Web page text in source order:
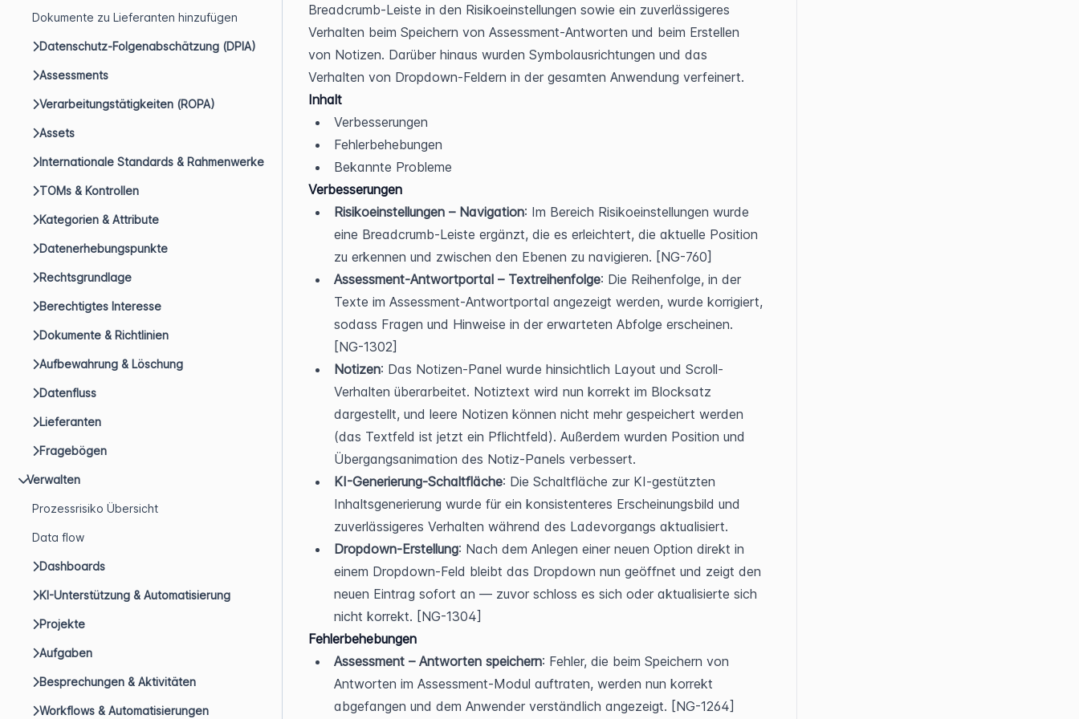
Dokumente zu Lieferanten hinzufügen
Datenschutz-Folgenabschätzung (DPIA)
Assessments
Verarbeitungstätigkeiten (ROPA)
Assets
Internationale Standards & Rahmenwerke
TOMs & Kontrollen
Kategorien & Attribute
Datenerhebungspunkte
Rechtsgrundlage
Berechtigtes Interesse
Dokumente & Richtlinien
Aufbewahrung & Löschung
Datenfluss
Lieferanten
Fragebögen
Verwalten
Prozessrisiko Übersicht
Data flow
Dashboards
KI-Unterstützung & Automatisierung
Projekte
Aufgaben
Besprechungen & Aktivitäten
Workflows & Automatisierungen
Breadcrumb-Leiste in den Risikoeinstellungen sowie ein zuverlässigeres
Verhalten beim Speichern von Assessment-Antworten und beim Erstellen
von Notizen. Darüber hinaus wurden Symbolausrichtungen und das
Verhalten von Dropdown-Feldern in der gesamten Anwendung verfeinert.
Inhalt
Verbesserungen
Fehlerbehebungen
Bekannte Probleme
Verbesserungen
Risikoeinstellungen – Navigation: Im Bereich Risikoeinstellungen wurde
eine Breadcrumb-Leiste ergänzt, die es erleichtert, die aktuelle Position
zu erkennen und zwischen den Ebenen zu navigieren. [NG-760]
Assessment-Antwortportal – Textreihenfolge: Die Reihenfolge, in der
Texte im Assessment-Antwortportal angezeigt werden, wurde korrigiert,
sodass Fragen und Hinweise in der erwarteten Abfolge erscheinen.
[NG-1302]
Notizen: Das Notizen-Panel wurde hinsichtlich Layout und Scroll-
Verhalten überarbeitet. Notiztext wird nun korrekt im Blocksatz
dargestellt, und leere Notizen können nicht mehr gespeichert werden
(das Textfeld ist jetzt ein Pflichtfeld). Außerdem wurden Position und
Übergangsanimation des Notiz-Panels verbessert.
KI-Generierung-Schaltfläche: Die Schaltfläche zur KI-gestützten
Inhaltsgenerierung wurde für ein konsistenteres Erscheinungsbild und
zuverlässigeres Verhalten während des Ladevorgangs aktualisiert.
Dropdown-Erstellung: Nach dem Anlegen einer neuen Option direkt in
einem Dropdown-Feld bleibt das Dropdown nun geöffnet und zeigt den
neuen Eintrag sofort an — zuvor schloss es sich oder aktualisierte sich
nicht korrekt. [NG-1304]
Fehlerbehebungen
Assessment – Antworten speichern: Fehler, die beim Speichern von
Antworten im Assessment-Modul auftraten, werden nun korrekt
abgefangen und dem Anwender verständlich angezeigt. [NG-1264]